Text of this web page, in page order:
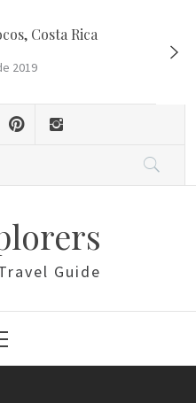
Costa Rica
2019
Guide